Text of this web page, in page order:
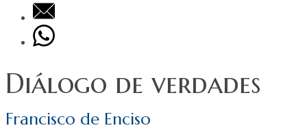
Diálogo de verdades
Francisco de Enciso